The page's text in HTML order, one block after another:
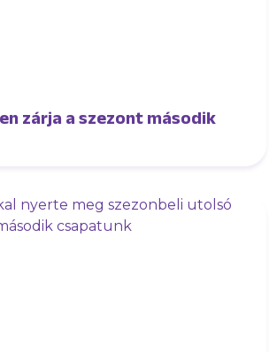
zárja a szezont második